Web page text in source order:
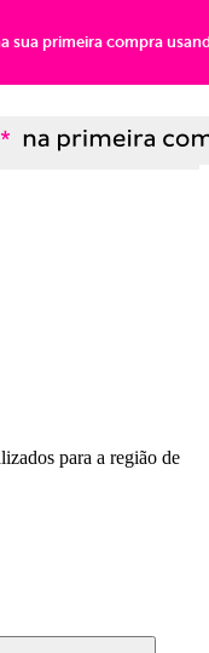
sua primeira compra
para a região de